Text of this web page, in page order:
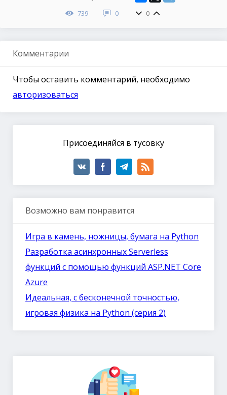
739
0 0
Комментарии
Чтобы оставить комментарий, необходимо
авторизоваться
Присоединяйся в тусовку
Возможно вам понравится
Игра в камень, ножницы, бумага на Python
Разработка асинхронных Serverless
функций с помощью функций ASP.NET Core
Azure
Идеальная, с бесконечной точностью,
игровая физика на Python (серия 2)